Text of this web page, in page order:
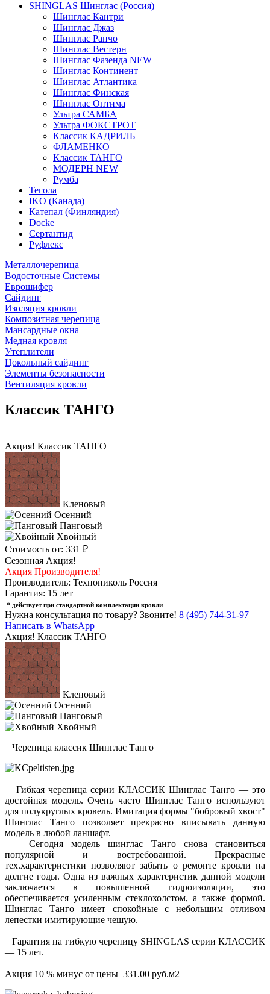
SHINGLAS Шинглас (Россия)
Шинглас Кантри
Шинглас Джаз
Шинглас Ранчо
Шинглас Вестерн
Шинглас Фазенда NEW
Шинглас Континент
Шинглас Атлантика
Шинглас Финская
Шинглас Оптима
Ультра САМБА
Ультра ФОКСТРОТ
Классик КАДРИЛЬ
ФЛАМЕНКО
Классик ТАНГО
МОДЕРН NEW
Румба
Тегола
IKO (Канада)
Катепал (Финляндия)
Docke
Сертантид
Руфлекс
Металлочерепица
Водосточные Системы
Еврошифер
Сайдинг
Изоляция кровли
Композитная черепица
Мансардные окна
Медная кровля
Утеплители
Цокольный сайдинг
Элементы безопасности
Вентиляция кровли
Классик ТАНГО
Акция! Классик ТАНГО
Кленовый
Осенний
Панговый
Хвойный
Стоимость от: 331 ₽
Сезонная Акция!
Акция Производителя!
Производитель: Технониколь Россия
Гарантия: 15 лет
* действует при стандартной комплектации кровли
Нужна консультация по товару? Звоните! 8 (495) 744-31-97
Написать в WhatsApp
Акция! Классик ТАНГО
Кленовый
Осенний
Панговый
Хвойный
Черепица классик Шинглас Танго
Гибкая черепица серии КЛАССИК Шинглас Танго — это
достойная модель. Очень часто Шинглас Танго используют
для полукруглых кровель. Имитация формы "бобровый хвост"
Шинглас Танго позволяет прекрасно вписывать данную
модель в любой ланшафт.
Сегодня модель шинглас Танго снова становиться
популярной и востребованной. Прекрасные
тех.характеристики позволяют забыть о ремонте кровли на
долгие годы. Одна из важных характеристик данной модели
заключается в повышенной гидроизоляции, это
обеспечивается усиленным стеклохолстом, а также формой.
Шинглас Танго имеет спокойные с небольшим отливом
лепестки имитирующие чешую.
Гарантия на гибкую черепицу SHINGLAS серии КЛАССИК
— 15 лет.
Акция 10 % минус от цены 331.00 руб.м2